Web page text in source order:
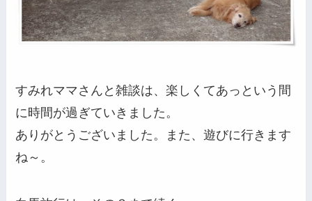
すみれママさんと雑談は、楽しくてあっという間
に時間が過ぎていきました。
ありがとうございました。また、遊びに行きます
ね～。